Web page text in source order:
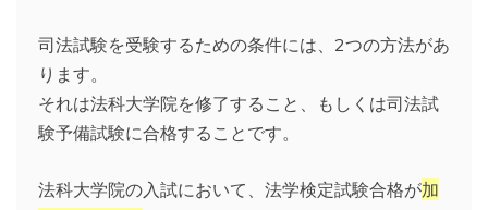
司法試験を受験するための条件には、2つの方法があ
ります。
それは法科大学院を修了すること、もしくは司法試
験予備試験に合格することです。
法科大学院の入試において、法学検定試験合格が加